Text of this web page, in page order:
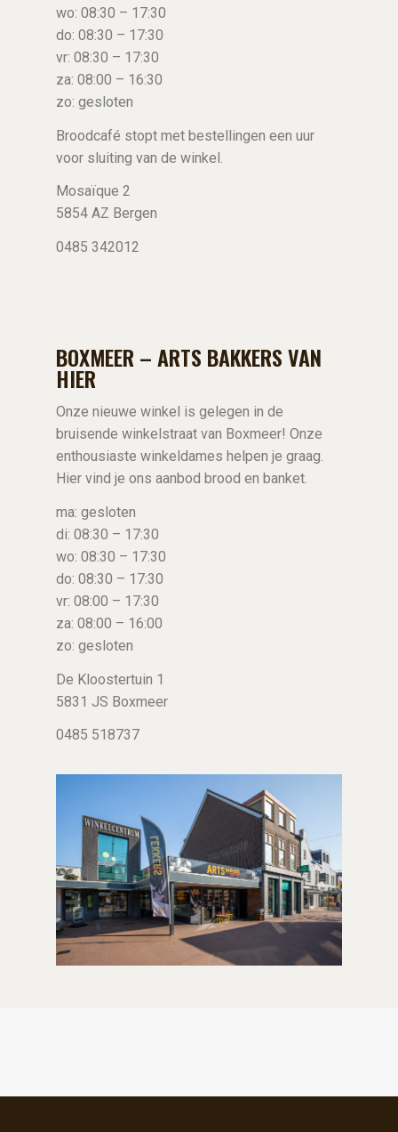
wo: 08:30 – 17:30
do: 08:30 – 17:30
vr: 08:30 – 17:30
za: 08:00 – 16:30
zo: gesloten
Broodcafé stopt met bestellingen een uur
voor sluiting van de winkel.
Mosaïque 2
5854 AZ Bergen
0485 342012
BOXMEER – ARTS BAKKERS VAN
HIER
Onze nieuwe winkel is gelegen in de
bruisende winkelstraat van Boxmeer! Onze
enthousiaste winkeldames helpen je graag.
Hier vind je ons aanbod brood en banket.
ma: gesloten
di: 08:30 – 17:30
wo: 08:30 – 17:30
do: 08:30 – 17:30
vr: 08:00 – 17:30
za: 08:00 – 16:00
zo: gesloten
De Kloostertuin 1
5831 JS Boxmeer
0485 518737